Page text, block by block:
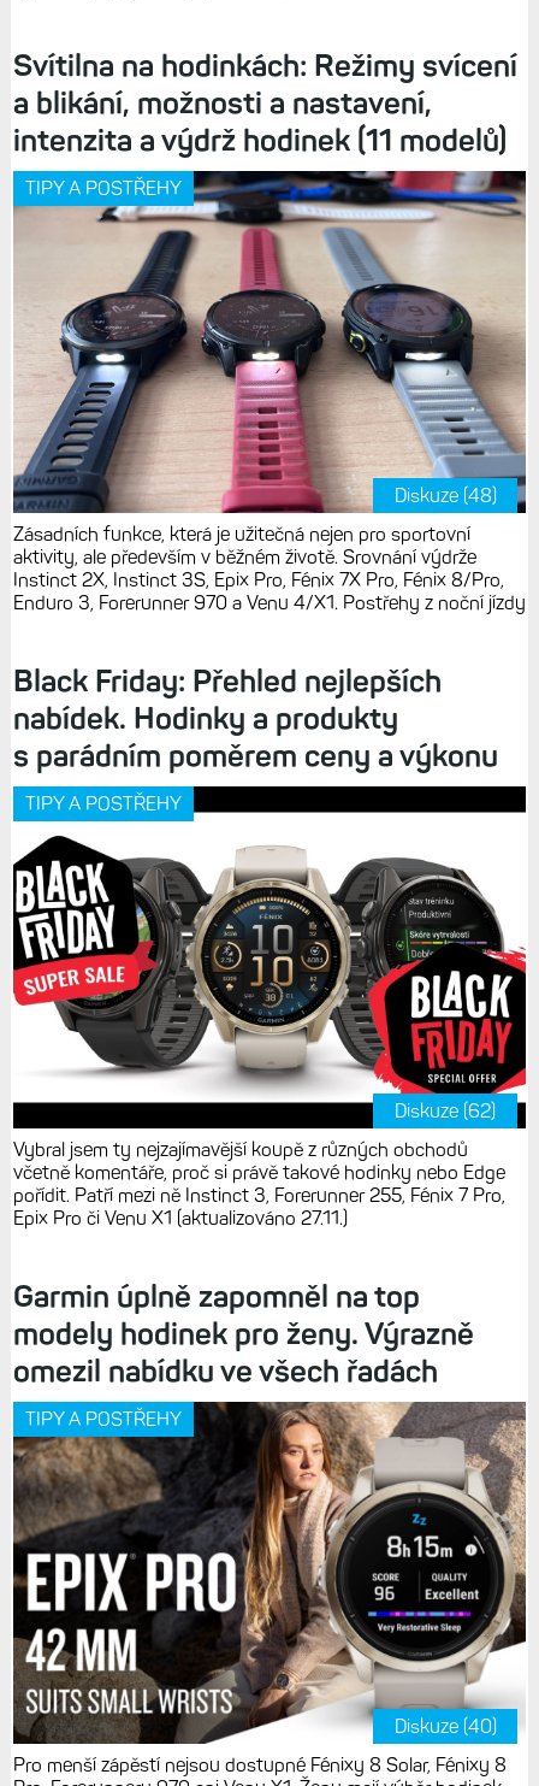
Svítilna na hodinkách: Režimy svícení
a blikání, možnosti a nastavení,
intenzita a výdrž hodinek (11 modelů)
TIPY A POSTŘEHY
Diskuze (48)
Zásadních funkce, která je užitečná nejen pro sportovní
aktivity, ale především v běžném životě. Srovnání výdrže
Instinct 2X, Instinct 3S, Epix Pro, Fénix 7X Pro, Fénix 8/Pro,
Enduro 3, Forerunner 970 a Venu 4/X1. Postřehy z noční jízdy
Black Friday: Přehled nejlepších
nabídek. Hodinky a produkty
s parádním poměrem ceny a výkonu
TIPY A POSTŘEHY
Diskuze (62)
Vybral jsem ty nejzajímavější koupě z různých obchodů
včetně komentáře, proč si právě takové hodinky nebo Edge
pořídit. Patří mezi ně Instinct 3, Forerunner 255, Fénix 7 Pro,
Epix Pro či Venu X1 (aktualizováno 27.11.)
Garmin úplně zapomněl na top
modely hodinek pro ženy. Výrazně
omezil nabídku ve všech řadách
TIPY A POSTŘEHY
Diskuze (40)
Pro menší zápěstí nejsou dostupné Fénixy 8 Solar, Fénixy 8